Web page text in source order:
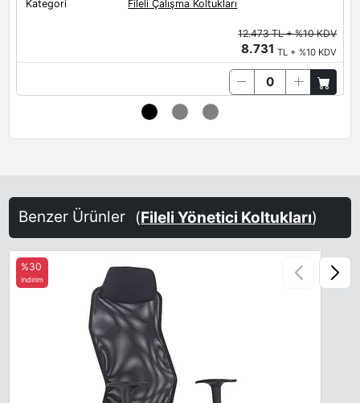
Kategori
Fileli Çalışma Koltukları
12.473 TL + %10 KDV
8.731TL + %10 KDV
Benzer Ürünler (Fileli Yönetici Koltukları)
%30
indirim